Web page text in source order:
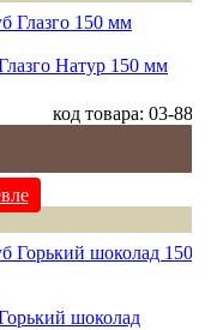
Натур 150 мм
код товара: 03-88
шоколад